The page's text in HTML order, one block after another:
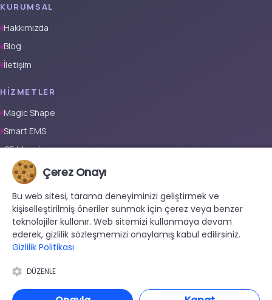
KURUMSAL
Hakkımızda
Blog
İletişim
HIZMETLER
Magic Shape
Smart EMS
G5 Masajı
Tüm Vücut Epilasyon (Erkek)
Tüm Vücut Epilasyon (Kadın)
Protez Tırnak
İLETIŞIM
+90 533 038 48 24
hello@renewandrevive.co
Merkez Mah., Abide-i Hürriyet Cad. Üçler Apt, No:141 Kat:1 D:1,
Çerez Onayı
Bu web sitesi, tarama deneyiminizi geliştirmek ve
kişiselleştirilmiş öneriler sunmak için çerez veya benzer
teknolojiler kullanır. Web sitemizi kullanmaya devam
ederek, gizlilik sözleşmemizi onaylamış kabul edilirsiniz.
Gizlilik Politikası
DÜZENLE